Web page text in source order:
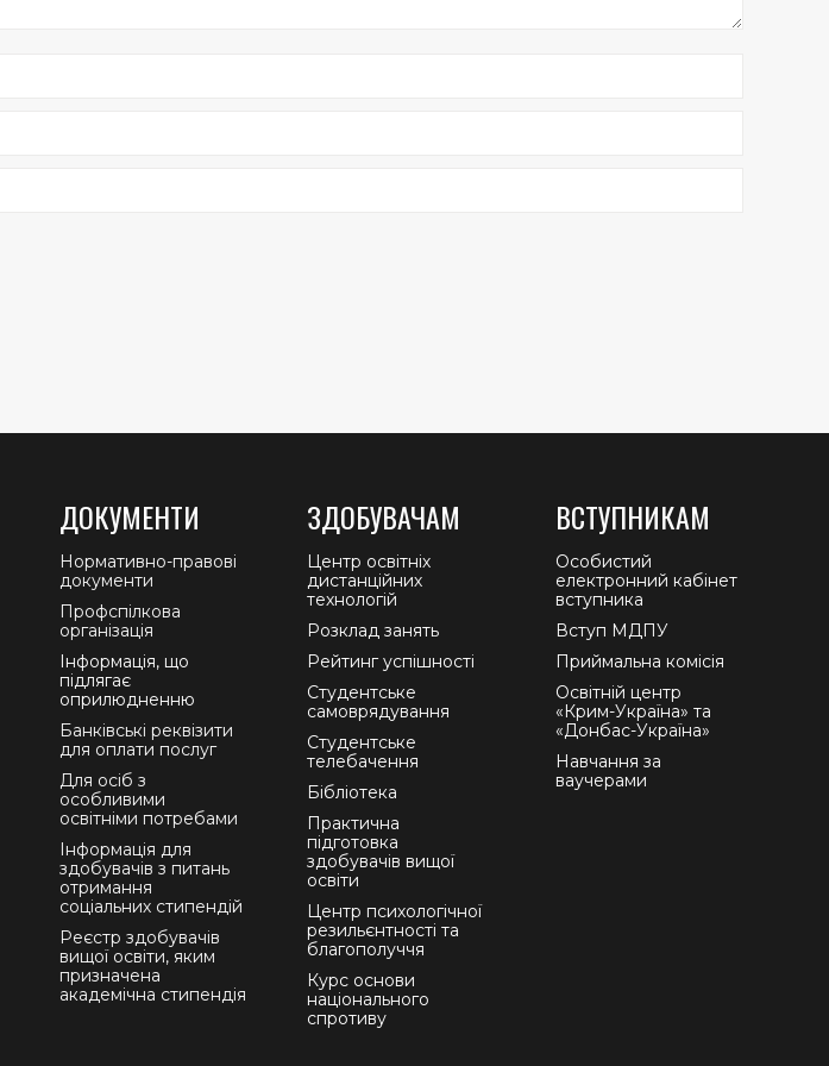
ДОКУМЕНТИ
Нормативно-правові
документи
Профспілкова
організація
Інформація, що
підлягає
оприлюдненню
Банківські реквізити
для оплати послуг
Для осіб з
особливими
освітніми потребами
Інформація для
здобувачів з питань
отримання
соціальних стипендій
Реєстр здобувачів
вищої освіти, яким
призначена
академічна стипендія
ЗДОБУВАЧАМ
Центр освітніх
дистанційних
технологій
Розклад занять
Рейтинг успішності
Студентське
самоврядування
Студентське
телебачення
Бібліотека
Практична
підготовка
здобувачів вищої
освіти
Центр психологічної
резильєнтності та
благополуччя
Курс основи
національного
спротиву
ВСТУПНИКАМ
Особистий
електронний кабінет
вступника
Вступ МДПУ
Приймальна комісія
Освітній центр
«Крим-Україна» та
«Донбас-Україна»
Навчання за
ваучерами